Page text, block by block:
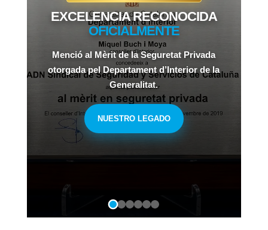
EXCELENCIA RECONOCIDA
OFICIALMENTE
Menció al Mèrit de la Seguretat Privada
otorgada pel Departament d’Interior de la
Generalitat.
NUESTRO LEGADO
EVENTO OFICIAL
CONGRESO NACIONAL ADN
SINDICAL 2026
⚖️ Dpto. Jurídico y Abogados (Email)
🤖 Dudas Rápidas del Convenio (IA)
📊 Herramienta: Tabla Salarial PDF
📄 Herramienta: Generador Plantillas
✊ Trámite: Afiliarse al Sindicato
📍 Info: Horarios y Contacto Sede